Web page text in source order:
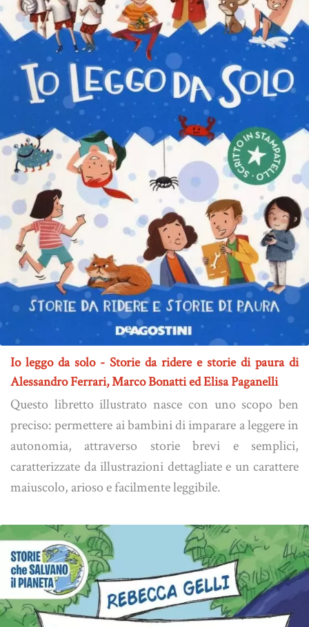
Io leggo da solo - Storie da ridere e storie di paura di
Alessandro Ferrari, Marco Bonatti ed Elisa Paganelli
Questo libretto illustrato nasce con uno scopo ben
preciso: permettere ai bambini di imparare a leggere in
autonomia, attraverso storie brevi e semplici,
caratterizzate da illustrazioni dettagliate e un carattere
maiuscolo, arioso e facilmente leggibile.